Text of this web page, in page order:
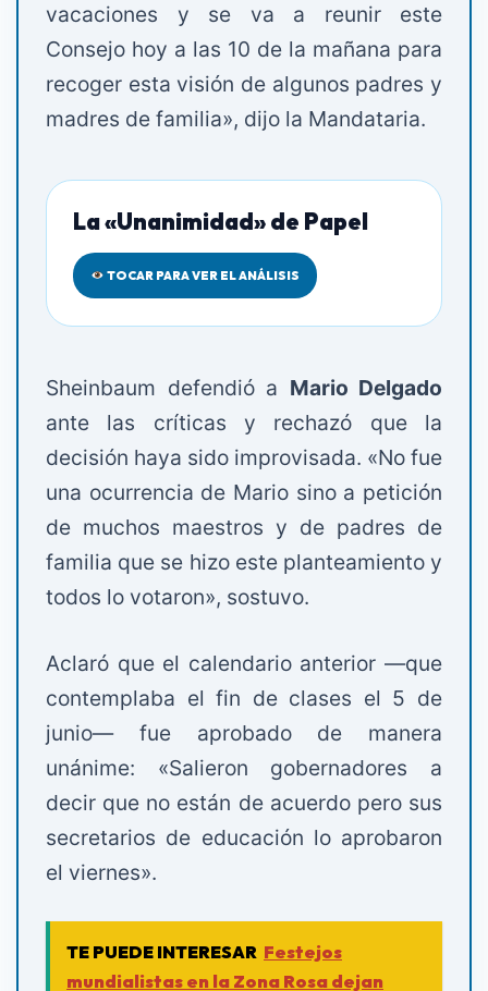
vacaciones y se va a reunir este
Consejo hoy a las 10 de la mañana para
recoger esta visión de algunos padres y
madres de familia», dijo la Mandataria.
La «Unanimidad» de Papel
TOCAR PARA VER EL ANÁLISIS
Sheinbaum defendió a Mario Delgado
ante las críticas y rechazó que la
decisión haya sido improvisada. «No fue
una ocurrencia de Mario sino a petición
de muchos maestros y de padres de
familia que se hizo este planteamiento y
todos lo votaron», sostuvo.
Aclaró que el calendario anterior —que
contemplaba el fin de clases el 5 de
junio— fue aprobado de manera
unánime: «Salieron gobernadores a
decir que no están de acuerdo pero sus
secretarios de educación lo aprobaron
el viernes».
TE PUEDE INTERESAR Festejos
mundialistas en la Zona Rosa dejan